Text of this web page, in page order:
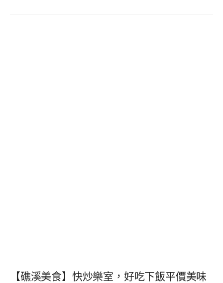
【礁溪美食】快炒樂室，好吃下飯平價美味